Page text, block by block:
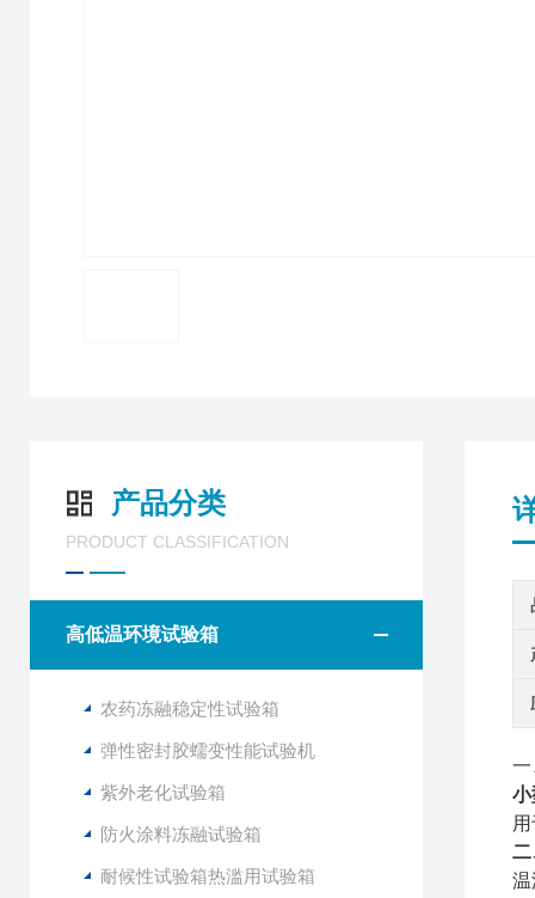
产品分类
PRODUCT CLASSIFICATION
高低温环境试验箱
农药冻融稳定性试验箱
弹性密封胶蠕变性能试验机
紫外老化试验箱
防火涂料冻融试验箱
耐候性试验箱热滥用试验箱
一
小
二